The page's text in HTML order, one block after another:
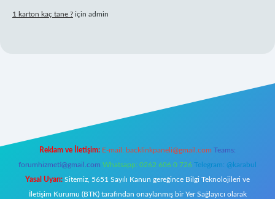
1 karton kaç tane ? için admin
Reklam ve İletişim: E-mail: backlinkpaneli@gmail.com Teams:
forumhizmeti@gmail.com Whatsapp: 0262 606 0 726 Telegram: @karabul
Yasal Uyarı: Sitemiz, 5651 Sayılı Kanun gereğince Bilgi Teknolojileri ve
İletişim Kurumu (BTK) tarafından onaylanmış bir Yer Sağlayıcı olarak